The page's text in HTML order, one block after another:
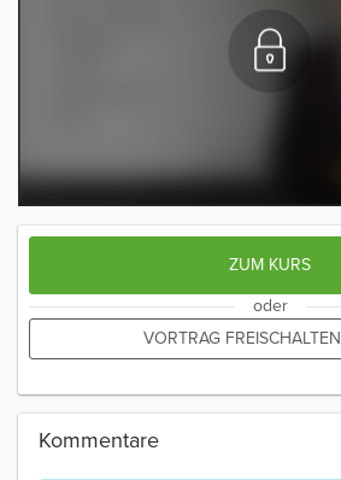
ZUM KURS
oder
VORTRAG FREISCHALTEN
Kommentare